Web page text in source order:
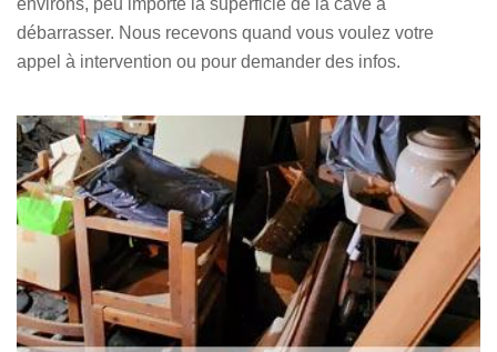
environs, peu importe la superficie de la cave à
débarrasser. Nous recevons quand vous voulez votre
appel à intervention ou pour demander des infos.